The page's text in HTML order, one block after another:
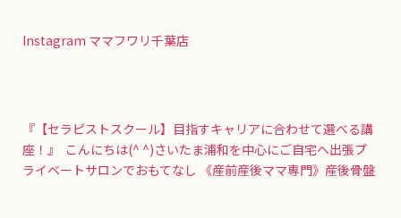
Instagram ママフワリ千葉店
『【セラピストスクール】目指すキャリアに合わせて選べる講
座！』
こんにちは(^ ^)さいたま浦和を中心にご自宅へ出張プ
ライベートサロンでおもてなし 《産前産後ママ専門》産後骨盤